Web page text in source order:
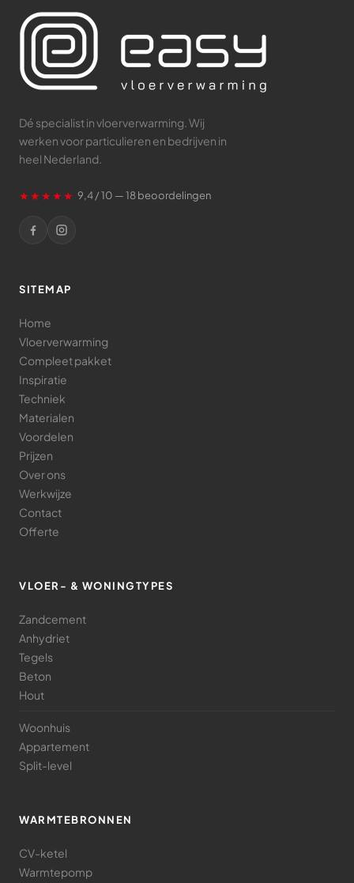
Dé specialist in vloerverwarming. Wij
werken voor particulieren en bedrijven in
heel Nederland.
★★★★★ 9,4 / 10 — 18 beoordelingen
SITEMAP
Home
Vloerverwarming
Compleet pakket
Inspiratie
Techniek
Materialen
Voordelen
Prijzen
Over ons
Werkwijze
Contact
Offerte
VLOER- & WONINGTYPES
Zandcement
Anhydriet
Tegels
Beton
Hout
Woonhuis
Appartement
Split-level
WARMTEBRONNEN
CV-ketel
Warmtepomp